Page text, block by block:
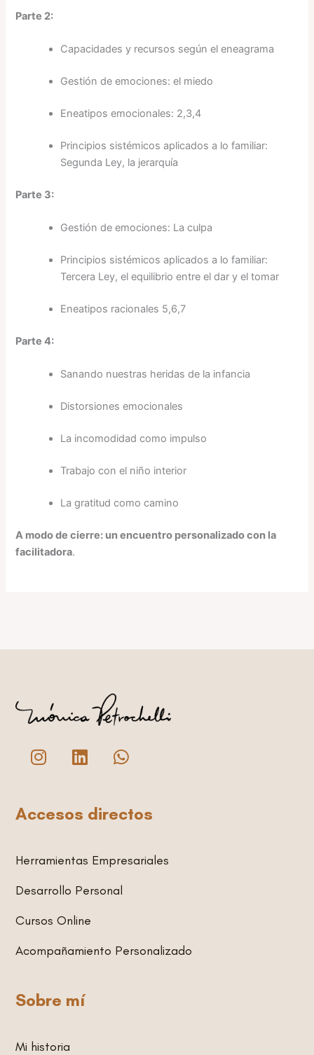
Parte 2:
Capacidades y recursos según el eneagrama
Gestión de emociones: el miedo
Eneatipos emocionales: 2,3,4
Principios sistémicos aplicados a lo familiar:
Segunda Ley, la jerarquía
Parte 3:
Gestión de emociones: La culpa
Principios sistémicos aplicados a lo familiar:
Tercera Ley, el equilibrio entre el dar y el tomar
Eneatipos racionales 5,6,7
Parte 4:
Sanando nuestras heridas de la infancia
Distorsiones emocionales
La incomodidad como impulso
Trabajo con el niño interior
La gratitud como camino
A modo de cierre: un encuentro personalizado con la
facilitadora.
I
n
a
a
m
L
i
e
n
W
h
s
p
Accesos directos
Herramientas Empresariales
Desarrollo Personal
Cursos Online
Acompañamiento Personalizado
Sobre mí
Mi historia